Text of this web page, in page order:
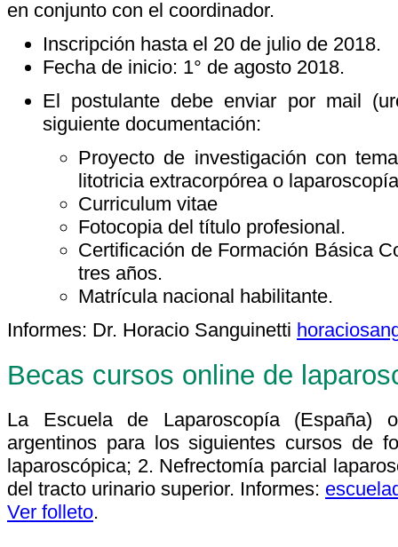
en conjunto con el coordinador.
Inscripción hasta el 20 de julio de 2018.
Fecha de inicio: 1° de agosto 2018.
El postulante debe enviar por mail
siguiente documentación:
Proyecto de investigación con
litotricia extracorpórea o
Curriculum vitae
Fotocopia del título profesional.
Certificación de Formación Básica
tres años.
Matrícula nacional habilitante.
Informes: Dr. Horacio Sanguinetti
Becas cursos online de
La Escuela de Laparoscopía (España)
argentinos para los siguientes cursos de
laparoscópica; 2. Nefrectomía parcial
del tracto urinario superior. Informes:
Ver folleto.